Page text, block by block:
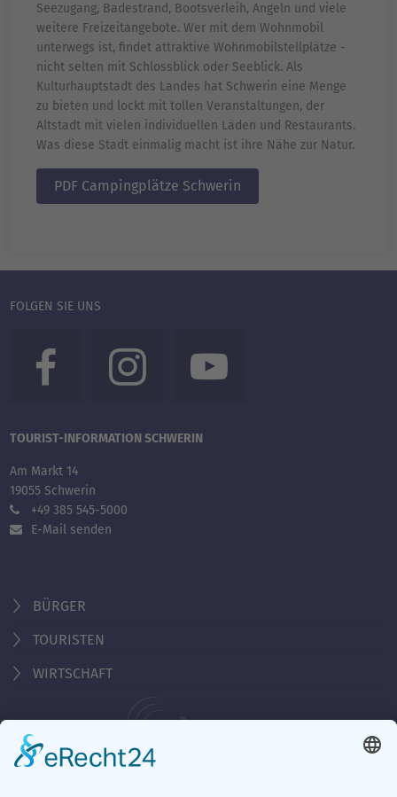
Seezugang, Badestrand, Bootsverleih, Angeln und viele
weitere Freizeitangebote. Wer mit dem Wohnmobil
unterwegs ist, findet attraktive Wohnmobilstellplätze -
nicht selten mit Schlossblick oder Seeblick. Als
Kulturhauptstadt des Landes hat Schwerin eine Menge
zu bieten und lockt mit tollen Veranstaltungen, der
Altstadt mit vielen individuellen Läden und Restaurants.
Was diese Stadt einmalig macht ist ihre Nähe zur Natur.
PDF Campingplätze Schwerin
FOLGEN SIE UNS
TOURIST-INFORMATION SCHWERIN
Am Markt 14
19055 Schwerin
+49 385 545-5000
E-Mail senden
BÜRGER
TOURISTEN
WIRTSCHAFT